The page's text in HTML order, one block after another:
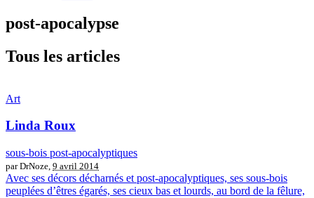
post-apocalypse
Tous les articles
Art
Linda Roux
sous-bois post-apocalyptiques
par DrNoze, 9 avril 2014
Avec ses décors décharnés et post-apocalyptiques, ses sous-bois
peuplées d’êtres égarés, ses cieux bas et lourds, au bord de la fêlure,